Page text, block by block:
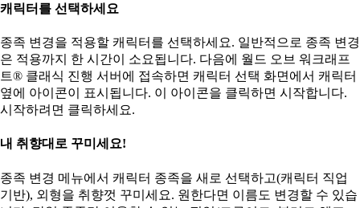
캐릭터를 선택하세요
종족 변경을 적용할 캐릭터를 선택하세요. 일반적으로 종족 변경
은 적용까지 한 시간이 소요됩니다. 다음에 월드 오브 워크래프
트® 클래식 진행 서버에 접속하면 캐릭터 선택 화면에서 캐릭터
옆에 아이콘이 표시됩니다. 이 아이콘을 클릭하면 시작합니다.
시작하려면 클릭하세요.
내 취향대로 꾸미세요!
종족 변경 메뉴에서 캐릭터 종족을 새로 선택하고(캐릭터 직업
기반), 외형을 취향껏 꾸미세요. 원한다면 이름도 변경할 수 있습